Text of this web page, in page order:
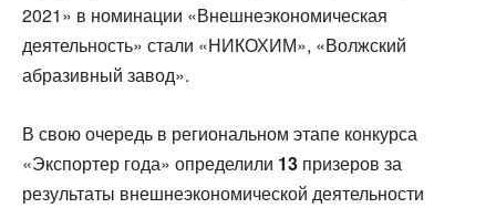
2021» в номинации «Внешнеэкономическая
деятельность» стали «НИКОХИМ», «Волжский
абразивный завод».
В свою очередь в региональном этапе конкурса
«Экспортер года» определили 13 призеров за
результаты внешнеэкономической деятельности